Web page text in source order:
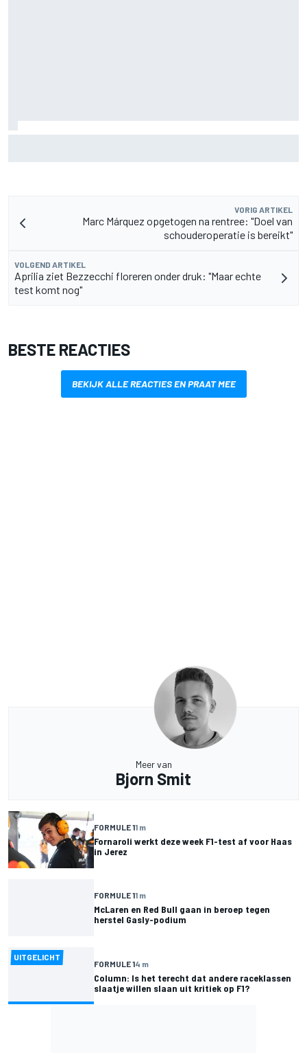
VORIG ARTIKEL
Marc Márquez opgetogen na rentree: "Doel van
schouderoperatie is bereikt"
VOLGEND ARTIKEL
Aprilia ziet Bezzecchi floreren onder druk: "Maar echte
test komt nog"
BESTE REACTIES
BEKIJK ALLE REACTIES EN PRAAT MEE
Meer van
Bjorn Smit
FORMULE 11 m
Fornaroli werkt deze week F1-test af voor Haas
in Jerez
FORMULE 11 m
McLaren en Red Bull gaan in beroep tegen
herstel Gasly-podium
UITGELICHT
FORMULE 14 m
Column: Is het terecht dat andere raceklassen
slaatje willen slaan uit kritiek op F1?